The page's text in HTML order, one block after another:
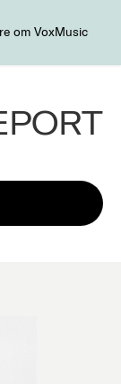
om VoxMusic